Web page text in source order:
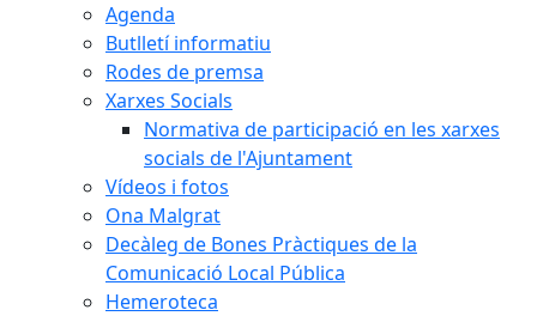
Agenda
Butlletí informatiu
Rodes de premsa
Xarxes Socials
Normativa de participació en les xarxes
socials de l'Ajuntament
Vídeos i fotos
Ona Malgrat
Decàleg de Bones Pràctiques de la
Comunicació Local Pública
Hemeroteca